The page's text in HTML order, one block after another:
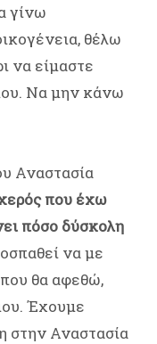
γίνω
θέλω
να είμαστε
Να μην κάνω
Αναστασία
που έχω
πόσο δύσκολη
να με
θα αφεθώ,
Έχουμε
στην Αναστασία